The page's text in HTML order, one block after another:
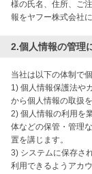
様の氏名、住所、ご
2.個人情報の管理
当社は以下の体制で
1) 個人情報保護法や
から個人情報の取扱
2) 個人情報の利用を
体などの保管・管理
置を講じます。
3) システムに保存さ
利用できるようアカ